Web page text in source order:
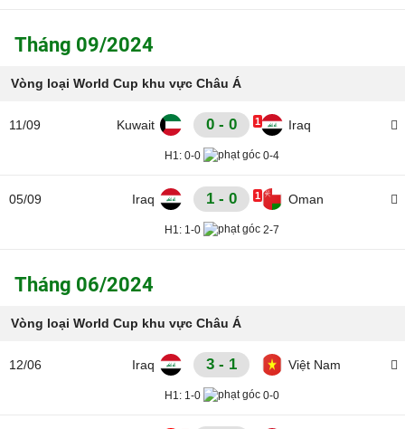
Tháng 09/2024
Vòng loại World Cup khu vực Châu Á
11/09 Kuwait 0 - 0 Iraq
1
H1: 0-0 0-4
05/09 Iraq 1 - 0 Oman
1
H1: 1-0 2-7
Tháng 06/2024
Vòng loại World Cup khu vực Châu Á
12/06 Iraq 3 - 1 Việt Nam
H1: 1-0 0-0